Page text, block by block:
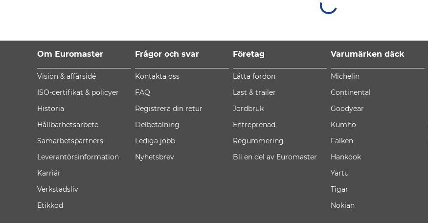
Om Euromaster
Vision & affärsidé
ISO-certifikat & policyer
Historia
Hållbarhetsarbete
Samarbetspartners
Leverantörsinformation
Karriär
Verkstadsliv
Etikkod
Frågor och svar
Kontakta oss
FAQ
Registrera din retur
Delbetalning
Lediga jobb
Nyhetsbrev
Företag
Lätta fordon
Last & trailer
Jordbruk
Entreprenad
Regummering
Bli en del av Euromaster
Varumärken däck
Michelin
Continental
Goodyear
Kumho
Falken
Hankook
Yartu
Tigar
Nokian